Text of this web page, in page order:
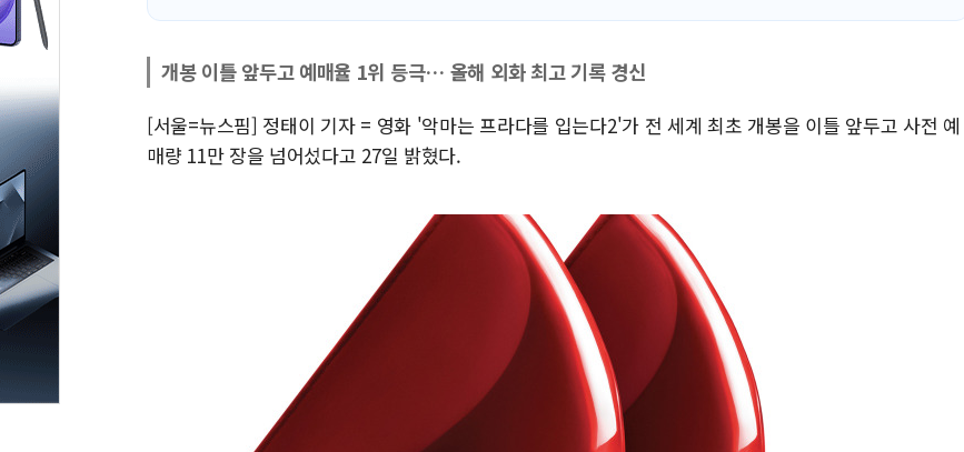
개봉 이틀 앞두고 예매율 1위 등극… 올해 외화 최고 기록 경신
[서울=뉴스핌] 정태이 기자 = 영화 '악마는 프라다를 입는다2'가 전 세계 최초 개봉을 이틀 앞두고 사전 예
매량 11만 장을 넘어섰다고 27일 밝혔다.